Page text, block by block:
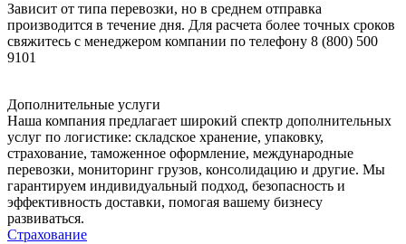
Зависит от типа перевозки, но в среднем отправка
производится в течение дня. Для расчета более точных сроков
свяжитесь с менеджером компании по телефону 8 (800) 500
9101
Дополнительные услуги
Наша компания предлагает широкий спектр дополнительных
услуг по логистике: складское хранение, упаковку,
страхование, таможенное оформление, международные
перевозки, мониторинг грузов, консолидацию и другие. Мы
гарантируем индивидуальный подход, безопасность и
эффективность доставки, помогая вашему бизнесу
развиваться.
Страхование